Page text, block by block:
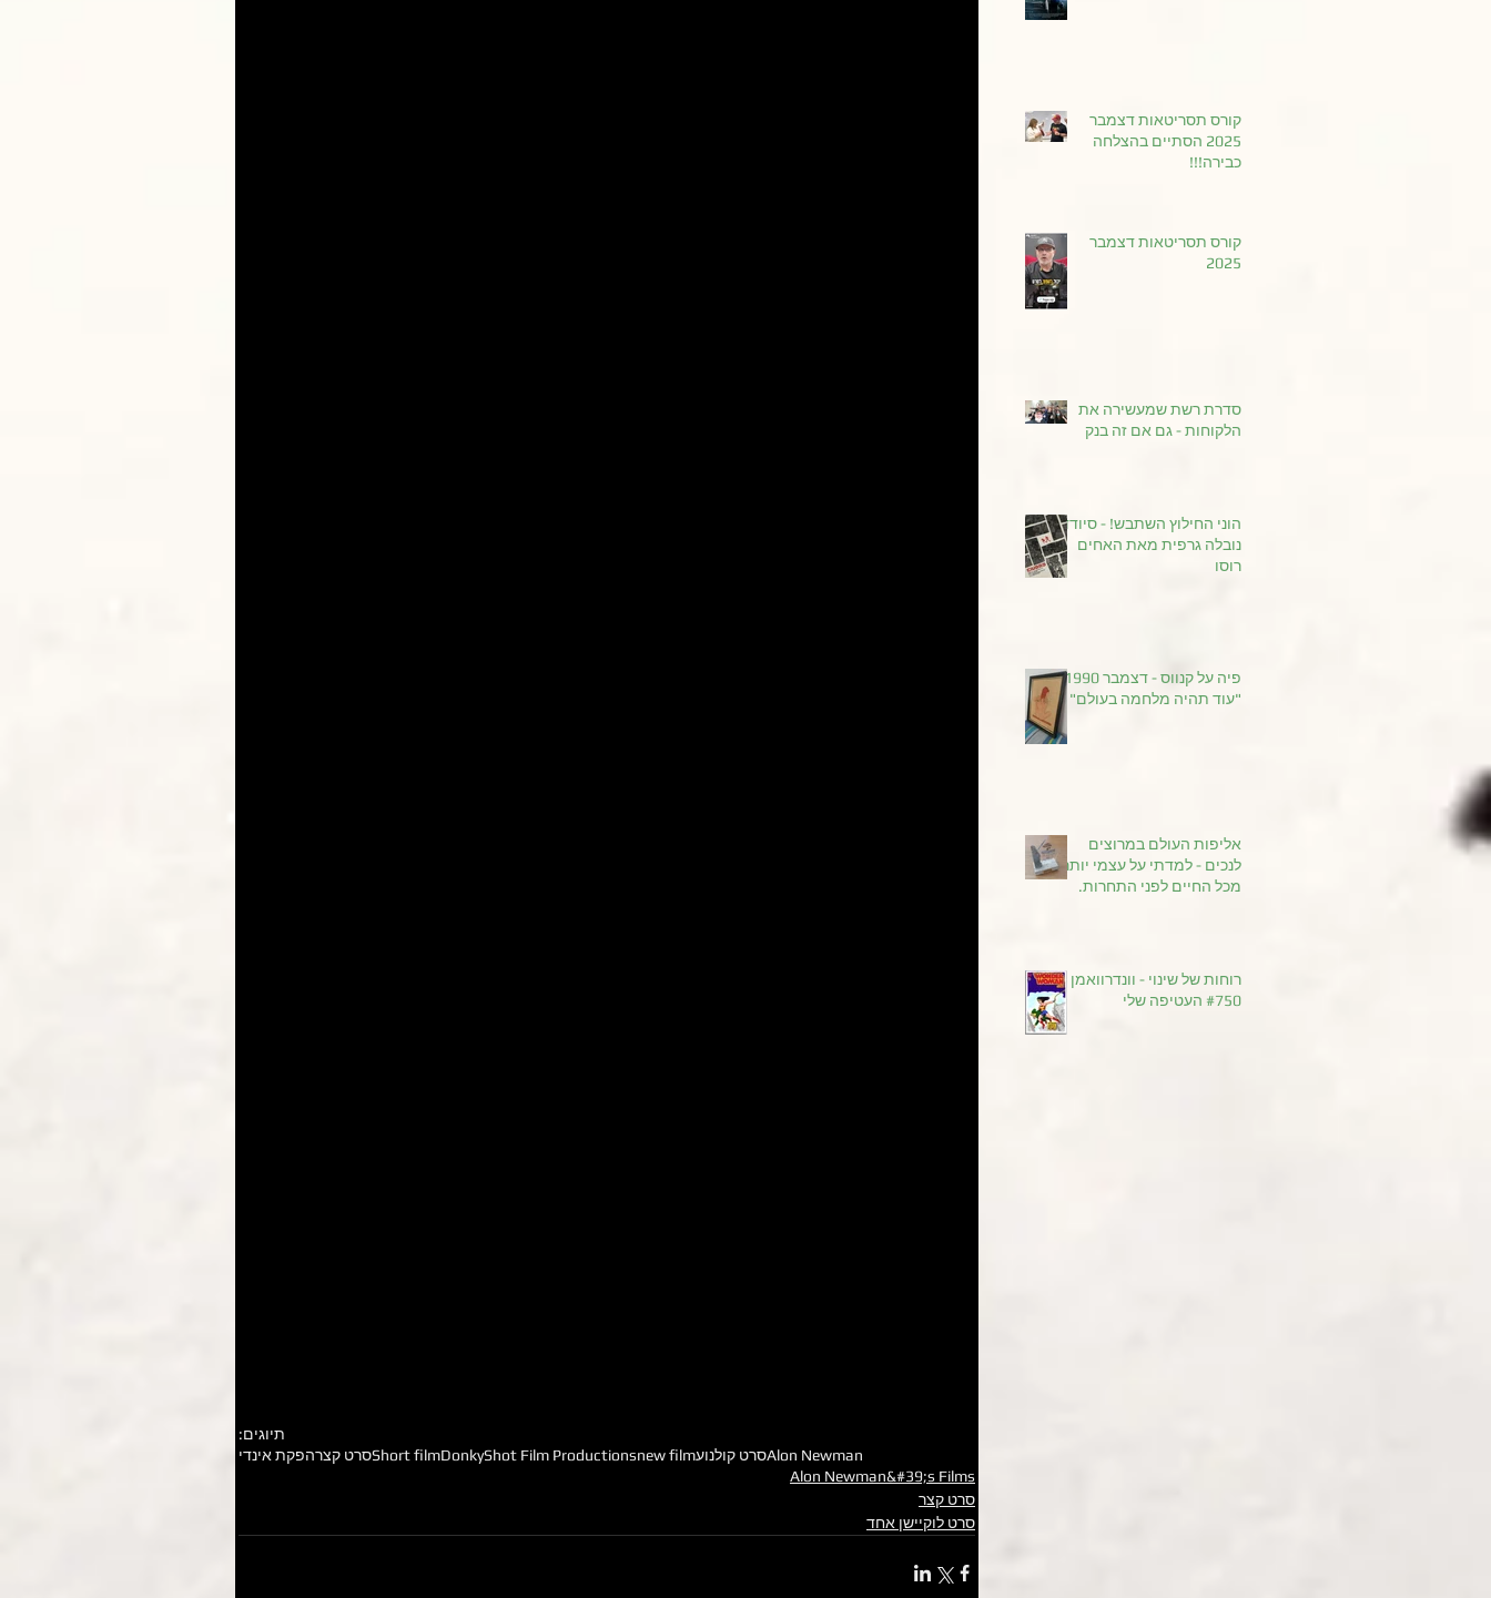
תיוגים:
Alon Newmanסרט קולנועnew film
DonkyShot Film Productions
Short filmסרט קצרהפקת אינדי
Alon Newman&#39;s Films
סרט קצר
סרט לוקיישן אחד
קורס תסריטאות דצמבר
2025 הסתיים בהצלחה
כבירה!!!
קורס תסריטאות דצמבר
2025
סדרת רשת שמעשירה את
הלקוחות - גם אם זה בנק
הוני החילוץ השתבש! - סיודד
נובלה גרפית מאת האחים
רוסו
פיה על קנווס - דצמבר 1990
"עוד תהיה מלחמה בעולם"
אליפות העולם במרוצים
לנכים - למדתי על עצמי יותר
מכל החיים לפני התחרות.
רוחות של שינוי - וונדרוואמן
#750 העטיפה שלי